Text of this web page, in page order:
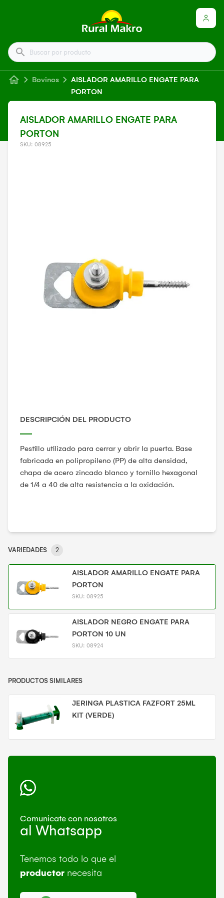
Buscar por producto
Bovinos
AISLADOR AMARILLO ENGATE PARA
PORTON
AISLADOR AMARILLO ENGATE PARA
PORTON
SKU: 08925
DESCRIPCIÓN DEL PRODUCTO
Pestillo utilizado para cerrar y abrir la puerta. Base
fabricada en polipropileno (PP) de alta densidad,
chapa de acero zincado blanco y tornillo hexagonal
de 1/4 a 40 de alta resistencia a la oxidación.
VARIEDADES 2
AISLADOR AMARILLO ENGATE PARA
PORTON
SKU: 08925
AISLADOR NEGRO ENGATE PARA
PORTON 10 UN
SKU: 08924
PRODUCTOS SIMILARES
JERINGA PLASTICA FAZFORT 25ML
KIT (VERDE)
Comunicate con nosotros
al Whatsapp
Tenemos todo lo que el
productor necesita